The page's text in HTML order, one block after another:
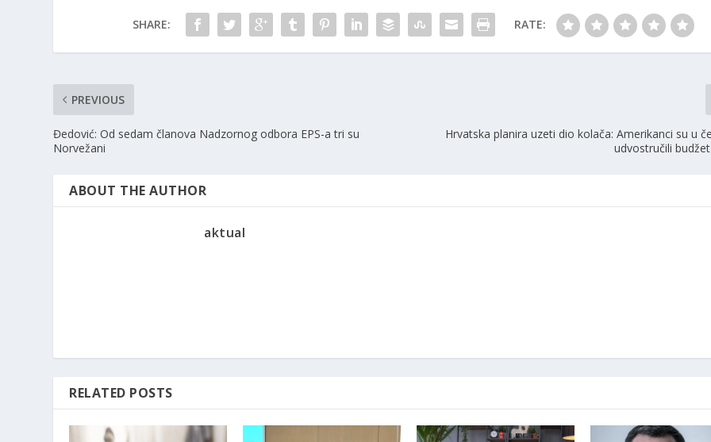
SHARE: RATE:
PREVIOUS
Đedović: Od sedam članova Nadzornog odbora EPS-a tri su
Norvežani
Hrvatska planira uzeti dio kolača: Amerikanci su u
udvostručili
ABOUT THE AUTHOR
aktual
RELATED POSTS